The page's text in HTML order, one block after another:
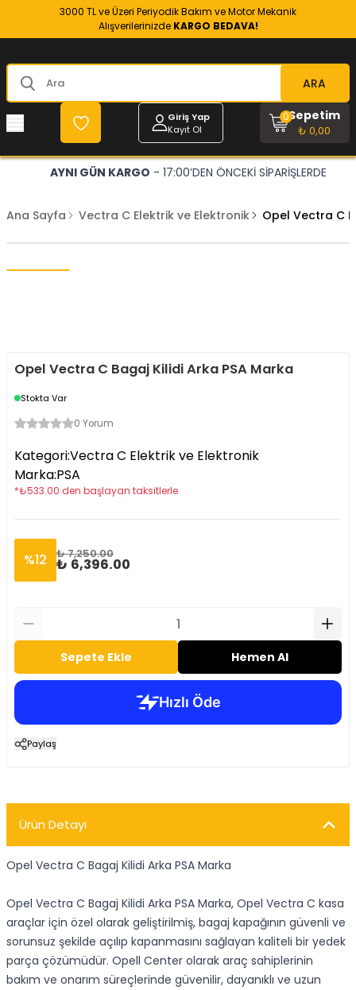
3000 TL ve Üzeri Periyodik Bakım ve Motor Mekanik
Alışverilerinizde KARGO BEDAVA!
ARA
Giriş Yap
Kayıt Ol
Sepetim
₺ 0,00
0
AYNI GÜN KARGO - 17:00’DEN ÖNCEKİ SİPARİŞLERDE
Ana Sayfa Vectra C Elektrik ve Elektronik Opel Vectra C
Opel Vectra C Bagaj Kilidi Arka PSA Marka
Stokta Var
0 Yorum
Kategori:Vectra C Elektrik ve Elektronik
Marka:PSA
*₺533.00 den başlayan taksitlerle
%12 ₺ 7,250.00
₺ 6,396.00
Sepete Ekle Hemen Al
Paylaş
Ürün Detayı
Opel Vectra C Bagaj Kilidi Arka PSA Marka
Opel Vectra C Bagaj Kilidi Arka PSA Marka, Opel Vectra C kasa
araçlar için özel olarak geliştirilmiş, bagaj kapağının güvenli ve
sorunsuz şekilde açılıp kapanmasını sağlayan kaliteli bir yedek
parça çözümüdür. Opell Center olarak araç sahiplerinin
bakım ve onarım süreçlerinde güvenilir, dayanıklı ve uzun